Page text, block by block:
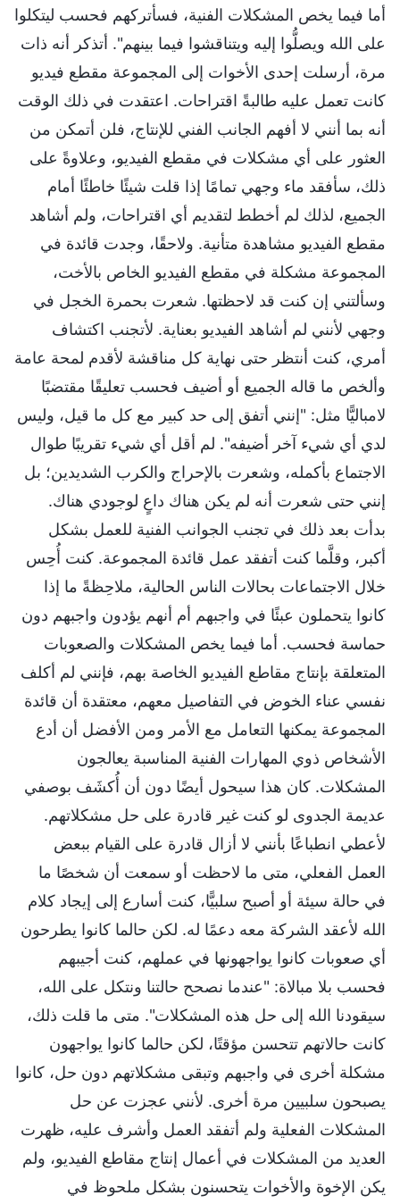
أما فيما يخص المشكلات الفنية، فسأتركهم فحسب ليتكلوا
على الله ويصلُّوا إليه ويتناقشوا فيما بينهم". أتذكر أنه ذات
مرة، أرسلت إحدى الأخوات إلى المجموعة مقطع فيديو
كانت تعمل عليه طالبةً اقتراحات. اعتقدت في ذلك الوقت
أنه بما أنني لا أفهم الجانب الفني للإنتاج، فلن أتمكن من
العثور على أي مشكلات في مقطع الفيديو، وعلاوةً على
ذلك، سأفقد ماء وجهي تمامًا إذا قلت شيئًا خاطئًا أمام
الجميع، لذلك لم أخطط لتقديم أي اقتراحات، ولم أشاهد
مقطع الفيديو مشاهدة متأنية. ولاحقًا، وجدت قائدة في
المجموعة مشكلة في مقطع الفيديو الخاص بالأخت،
وسألتني إن كنت قد لاحظتها. شعرت بحمرة الخجل في
وجهي لأنني لم أشاهد الفيديو بعناية. لأتجنب اكتشاف
أمري، كنت أنتظر حتى نهاية كل مناقشة لأقدم لمحة عامة
وألخص ما قاله الجميع أو أضيف فحسب تعليقًا مقتضبًا
لامباليًّا مثل: "إنني أتفق إلى حد كبير مع كل ما قيل، وليس
لدي أي شيء آخر أضيفه". لم أقل أي شيء تقريبًا طوال
الاجتماع بأكمله، وشعرت بالإحراج والكرب الشديدين؛ بل
إنني حتى شعرت أنه لم يكن هناك داعٍ لوجودي هناك.
بدأت بعد ذلك في تجنب الجوانب الفنية للعمل بشكل
أكبر، وقلَّما كنت أتفقد عمل قائدة المجموعة. كنت أُحِس
خلال الاجتماعات بحالات الناس الحالية، ملاحِظةً ما إذا
كانوا يتحملون عبئًا في واجبهم أم أنهم يؤدون واجبهم دون
حماسة فحسب. أما فيما يخص المشكلات والصعوبات
المتعلقة بإنتاج مقاطع الفيديو الخاصة بهم، فإنني لم أكلف
نفسي عناء الخوض في التفاصيل معهم، معتقدة أن قائدة
المجموعة يمكنها التعامل مع الأمر ومن الأفضل أن أدع
الأشخاص ذوي المهارات الفنية المناسبة يعالجون
المشكلات. كان هذا سيحول أيضًا دون أن أُكشَف بوصفي
عديمة الجدوى لو كنت غير قادرة على حل مشكلاتهم.
لأعطي انطباعًا بأنني لا أزال قادرة على القيام ببعض
العمل الفعلي، متى ما لاحظت أو سمعت أن شخصًا ما
في حالة سيئة أو أصبح سلبيًّا، كنت أسارع إلى إيجاد كلام
الله لأعقد الشركة معه دعمًا له. لكن حالما كانوا يطرحون
أي صعوبات كانوا يواجهونها في عملهم، كنت أجيبهم
فحسب بلا مبالاة: "عندما نصحح حالتنا ونتكل على الله،
سيقودنا الله إلى حل هذه المشكلات". متى ما قلت ذلك،
كانت حالاتهم تتحسن مؤقتًا، لكن حالما كانوا يواجهون
مشكلة أخرى في واجبهم وتبقى مشكلاتهم دون حل، كانوا
يصبحون سلبيين مرة أخرى. لأنني عجزت عن حل
المشكلات الفعلية ولم أتفقد العمل وأشرف عليه، ظهرت
العديد من المشكلات في أعمال إنتاج مقاطع الفيديو، ولم
يكن الإخوة والأخوات يتحسنون بشكل ملحوظ في